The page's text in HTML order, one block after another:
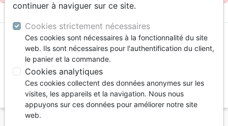
menu
continuer à naviguer sur ce site.
Cookies strictement nécessaires
Ces cookies sont nécessaires à la fonctionnalité du site
web. Ils sont nécessaires pour l'authentification du client,
le panier et la commande.
Cookies analytiques
Ces cookies collectent des données anonymes sur les
visites, les appareils et la navigation. Nous nous
appuyons sur ces données pour améliorer notre site
web.